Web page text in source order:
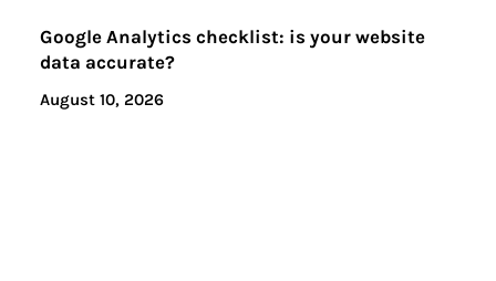
Google Analytics checklist: is your website
data accurate?
August 10, 2026